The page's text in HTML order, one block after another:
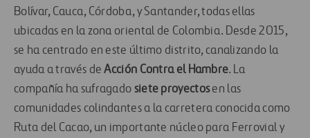
Bolívar, Cauca, Córdoba, y Santander, todas ellas
ubicadas en la zona oriental de Colombia. Desde 2015,
se ha centrado en este último distrito, canalizando la
ayuda a través deAcción Contra el Hambre. La
compañía ha sufragado siete proyectosen las
comunidades colindantes a la carretera conocida como
Ruta del Cacao, un importante núcleo para Ferrovial y